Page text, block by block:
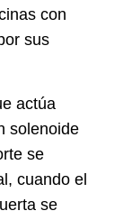
con
sus
actúa
solenoide
se
cuando el
se